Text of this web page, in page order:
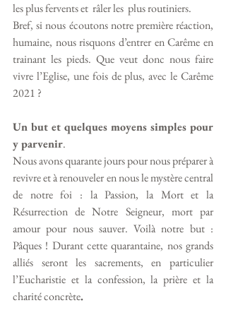
les plus fervents et  râler les  plus routiniers.
Bref, si nous écoutons notre première réaction,
humaine, nous risquons d’entrer en Carême en
trainant les pieds. Que veut donc nous faire
vivre l’Eglise, une fois de plus, avec le Carême
2021 ?
Un but et quelques moyens simples pour
y parvenir.
Nous avons quarante jours pour nous préparer à
revivre et à renouveler en nous le mystère central
de notre foi : la Passion, la Mort et la
Résurrection de Notre Seigneur, mort par
amour pour nous sauver. Voilà notre but :
Pâques ! Durant cette quarantaine, nos grands
alliés seront les sacrements, en particulier
l’Eucharistie et la confession, la prière et la
charité concrète.